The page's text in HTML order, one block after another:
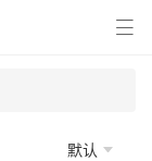
默认